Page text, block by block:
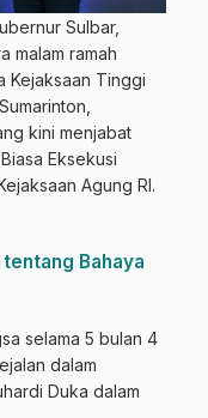
Sulbar,
malam ramah
Kejaksaan Tinggi
kini menjabat
Eksekusi
Agung RI.
Bahaya
selama 5 bulan 4
dalam
Duka dalam